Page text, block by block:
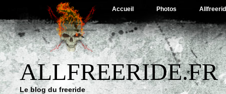
Accueil Photos
ALLFREERIDE.FR
Le blog du freeride